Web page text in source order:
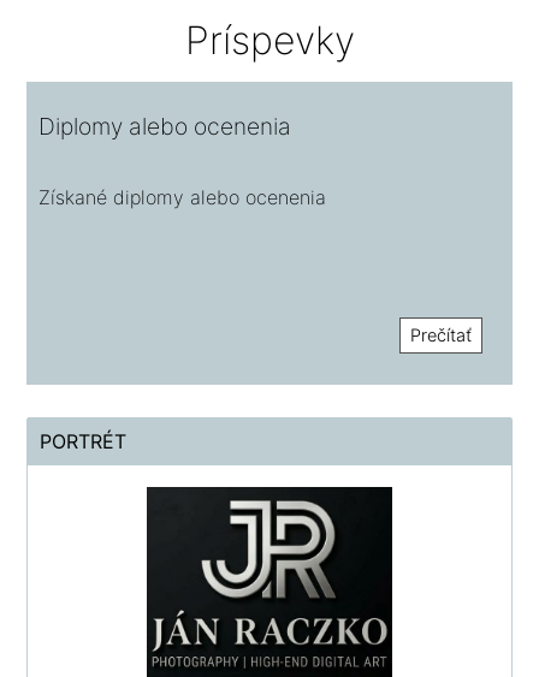
Príspevky
Diplomy alebo ocenenia
Získané diplomy alebo ocenenia
Prečítať
PORTRÉT